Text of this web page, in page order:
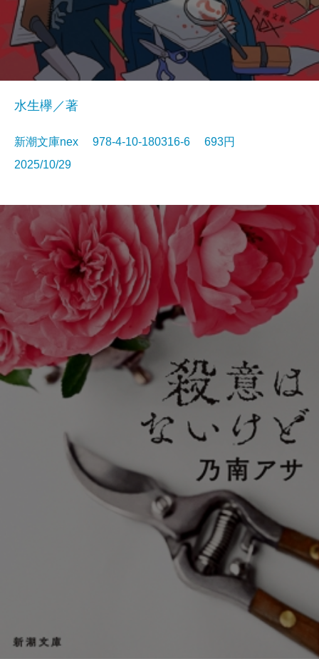
水生欅／著
新潮文庫nex 978-4-10-180316-6 693円
2025/10/29